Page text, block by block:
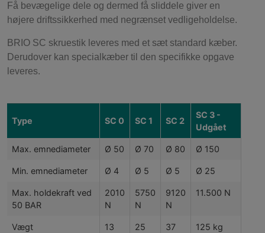
Få bevægelige dele og dermed få sliddele giver en
højere driftssikkerhed med negrænset vedligeholdelse.
BRIO SC skruestik leveres med et sæt standard kæber.
Derudover kan specialkæber til den specifikke opgave
leveres.
Type SC 0 SC 1 SC 2
SC 3 -
Udgået
Max. emnediameter Ø 50 Ø 70 Ø 80 Ø 150
Min. emnediameter Ø 4 Ø 5 Ø 5 Ø 25
Max. holdekraft ved
50 BAR
2010
N
5750
N
9120
N
11.500 N
Vægt
13
25
37
125 kg